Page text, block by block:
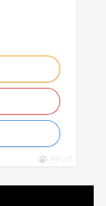
ポチップ